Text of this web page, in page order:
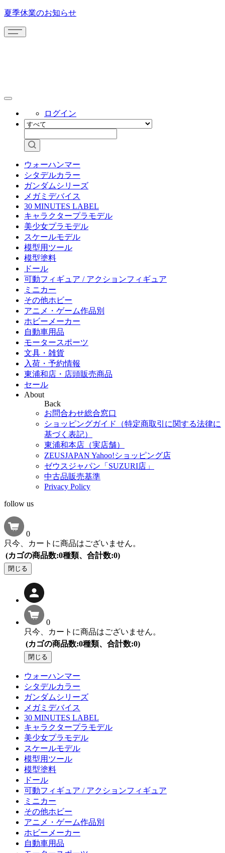
夏季休業のお知らせ
ログイン
ウォーハンマー
シタデルカラー
ガンダムシリーズ
メガミデバイス
30 MINUTES LABEL
キャラクタープラモデル
美少女プラモデル
スケールモデル
模型用ツール
模型塗料
ドール
可動フィギュア / アクションフィギュア
ミニカー
その他ホビー
アニメ・ゲーム作品別
ホビーメーカー
自動車用品
モータースポーツ
文具・雑貨
入荷・予約情報
東浦和店・店頭販売商品
セール
About
Back
お問合わせ総合窓口
ショッピングガイド（特定商取引に関する法律に
基づく表記）
東浦和本店（実店舗）
ZEUSJAPAN Yahoo!ショッピング店
ゼウスジャパン「SUZURI店」
中古品販売基準
Privacy Policy
follow us
0
只今、カートに商品はございません。
(カゴの商品数:0種類、合計数:0)
閉じる
0
只今、カートに商品はございません。
(カゴの商品数:0種類、合計数:0)
閉じる
ウォーハンマー
シタデルカラー
ガンダムシリーズ
メガミデバイス
30 MINUTES LABEL
キャラクタープラモデル
美少女プラモデル
スケールモデル
模型用ツール
模型塗料
ドール
可動フィギュア / アクションフィギュア
ミニカー
その他ホビー
アニメ・ゲーム作品別
ホビーメーカー
自動車用品